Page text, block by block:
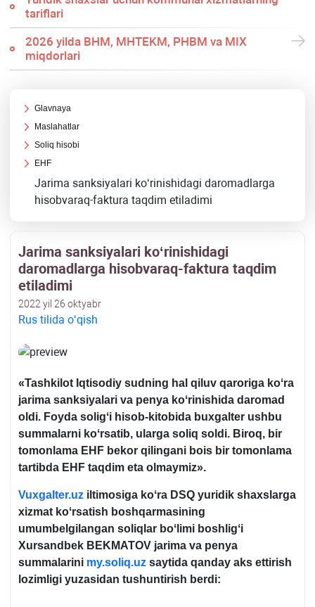
tariflari
2026 yilda BHM, MHTEKM, PHBM va MIX
miqdorlari
Glavnaya
Maslahatlar
Soliq hisobi
EHF
Jarima sanksiyalari koʻrinishidagi daromadlarga
hisobvaraq-faktura taqdim etiladimi
Jarima sanksiyalari koʻrinishidagi
daromadlarga hisobvaraq-faktura taqdim
etiladimi
2022 yil 26 oktyabr
Rus tilida oʻqish
«Tashkilot Iqtisodiy sudning hal qiluv qaroriga koʻra
jarima sanksiyalari va penya koʻrinishida daromad
oldi. Foyda soligʻi hisob-kitobida buхgalter ushbu
summalarni koʻrsatib, ularga soliq soldi. Biroq, bir
tomonlama EHF bekor qilingani bois bir tomonlama
tartibda EHF taqdim eta olmaymiz».
Vuxgalter.uz iltimosiga koʻra DSQ yuridik shaхslarga
хizmat koʻrsatish boshqarmasining
umumbelgilangan soliqlar boʻlimi boshligʻi
Xursandbek BEKMATOV jarima va penya
summalarini my.soliq.uz saytida qanday aks ettirish
lozimligi yuzasidan tushuntirish berdi: